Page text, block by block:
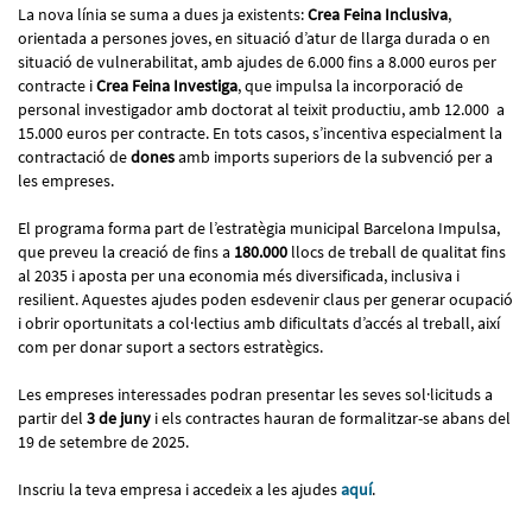
La nova línia se suma a dues ja existents:Crea Feina Inclusiva,
orientada a persones joves, en situació d’atur de llarga durada o en
situació de vulnerabilitat, amb ajudes de 6.000 fins a 8.000 euros per
contracte iCrea Feina Investiga, que impulsa la incorporació de
personal investigador amb doctorat al teixit productiu, amb 12.000 a
15.000 euros per contracte. En tots casos, s’incentiva especialment la
contractació dedonesamb imports superiors de la subvenció per a
les empreses.
El programa forma part de l’estratègia municipal Barcelona Impulsa,
que preveu la creació de fins a 180.000 llocs de treball de qualitat fins
al 2035 i aposta per una economia més diversificada, inclusiva i
resilient. Aquestes ajudes poden esdevenir claus per generar ocupació
i obrir oportunitats a col·lectius amb dificultats d’accés al treball, així
com per donar suport a sectors estratègics.
Les empreses interessades podran presentar les seves sol·licituds a
partir del 3 de juny i els contractes hauran de formalitzar-se abans del
19 de setembre de 2025.
Inscriu la teva empresa i accedeix a les ajudesaquí.